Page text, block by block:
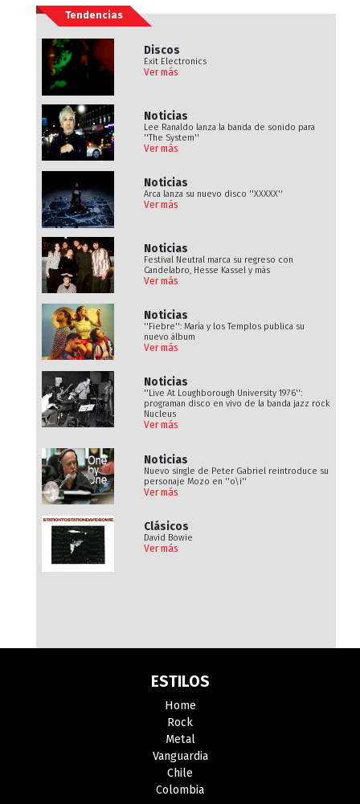
Tendencias
Discos
Exit Electronics
Ver más
Noticias
Lee Ranaldo lanza la banda de sonido para
''The System''
Ver más
Noticias
Arca lanza su nuevo disco ''XXXXX''
Ver más
Noticias
Festival Neutral marca su regreso con
Candelabro, Hesse Kassel y más
Ver más
Noticias
''Fiebre'': María y los Templos publica su
nuevo álbum
Ver más
Noticias
''Live At Loughborough University 1976'':
programan disco en vivo de la banda jazz rock
Nucleus
Ver más
Noticias
Nuevo single de Peter Gabriel reintroduce su
personaje Mozo en ''o\i''
Ver más
Clásicos
David Bowie
Ver más
ESTILOS
Home
Rock
Metal
Vanguardia
Chile
Colombia